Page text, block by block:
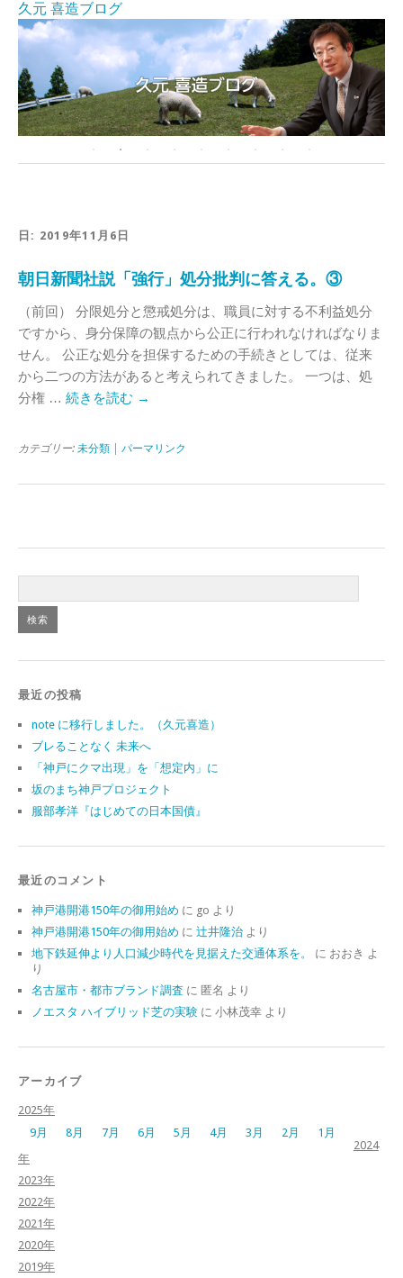
久元 喜造ブログ
日: 2019年11月6日
朝日新聞社説「強行」処分批判に答える。③
（前回） 分限処分と懲戒処分は、職員に対する不利益処分
ですから、身分保障の観点から公正に行われなければなりま
せん。 公正な処分を担保するための手続きとしては、従来
から二つの方法があると考えられてきました。 一つは、処
分権 … 続きを読む →
カテゴリー: 未分類 パーマリンク
最近の投稿
note に移行しました。（久元喜造）
ブレることなく 未来へ
「神戸にクマ出現」を「想定内」に
坂のまち神戸プロジェクト
服部孝洋『はじめての日本国債』
最近のコメント
神戸港開港150年の御用始め に go より
神戸港開港150年の御用始め に 辻井隆治 より
地下鉄延伸より人口減少時代を見据えた交通体系を。
に おおき よ
り
名古屋市・都市ブランド調査 に 匿名 より
ノエスタ ハイブリッド芝の実験 に 小林茂幸 より
アーカイブ
2025年
9月
8月 7月 6月 5月 4月 3月 2月
1月
2024
年
2023年
2022年
2021年
2020年
2019年